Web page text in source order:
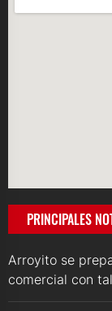
PRINCIPALES
Arroyito se
comercial con